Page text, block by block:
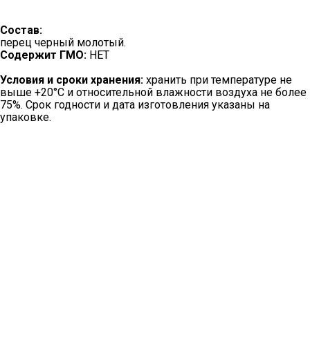
Состав:
перец черный молотый.
Содержит ГМО: НЕТ
Условия и сроки хранения: хранить при температуре не
выше +20°С и относительной влажности воздуха не более
75%. Срок годности и дата изготовления указаны на
упаковке.